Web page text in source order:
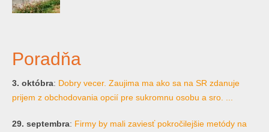
Poradňa
3. októbra: Dobry vecer. Zaujima ma ako sa na SR zdanuje
prijem z obchodovania opcií pre sukromnu osobu a sro. ...
29. septembra: Firmy by mali zaviesť pokročilejšie metódy na